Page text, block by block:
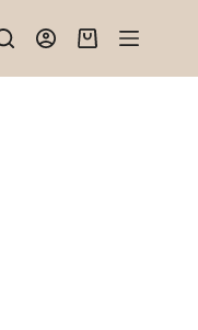
Shopping